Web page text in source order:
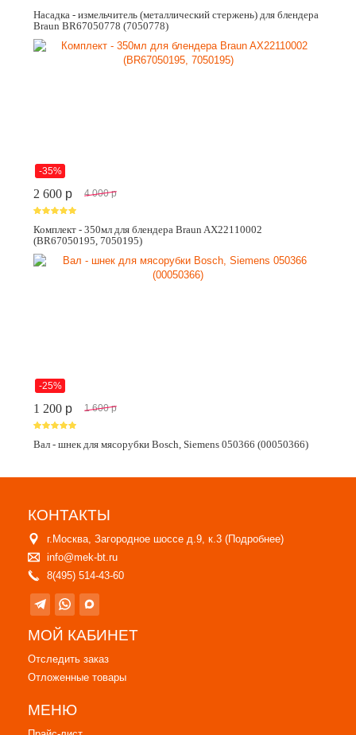
Насадка - измельчитель (металлический стержень) для блендера
Braun BR67050778 (7050778)
-35%
2 600 p 4 000 p
Комплект - 350мл для блендера Braun AX22110002
(BR67050195, 7050195)
-25%
1 200 p 1 600 p
Вал - шнек для мясорубки Bosch, Siemens 050366 (00050366)
КОНТАКТЫ
г.Москва, Загородное шоссе д.9, к.3 (Подробнее)
info@mek-bt.ru
8(495) 514-43-60
МОЙ КАБИНЕТ
Отследить заказ
Отложенные товары
МЕНЮ